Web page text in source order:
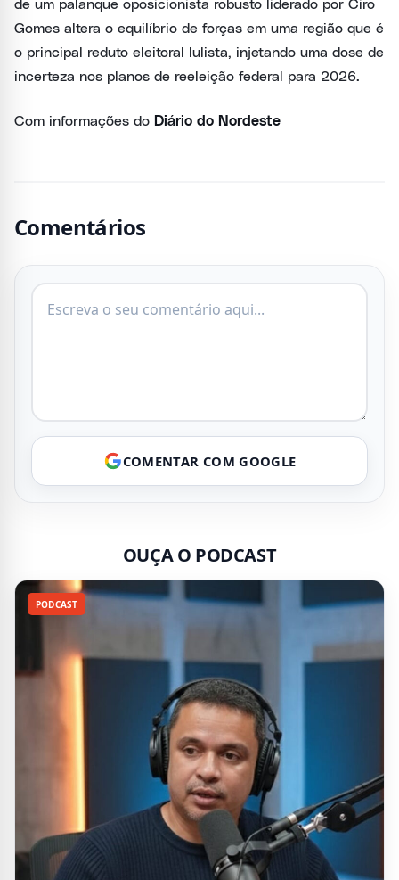
Gomes altera o equilíbrio de forças em uma região que é
o principal reduto eleitoral lulista, injetando uma dose de
incerteza nos planos de reeleição federal para 2026.
Com informações do Diário do Nordeste
Comentários
COMENTAR COM GOOGLE
OUÇA O PODCAST
PODCAST